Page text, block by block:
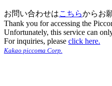
お問い合わせはこちらからお
Thank you for accessing the
Unfortunately, this service can
For inquiries, please click here.
Kakao piccoma Corp.